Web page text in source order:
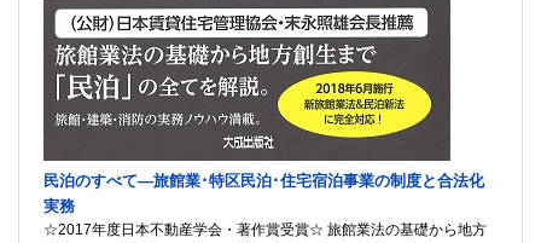
民泊のすべて―旅館業･特区民泊･住宅宿泊事業の制度と合法化
実務
☆2017年度日本不動産学会・著作賞受賞☆ 旅館業法の基礎から地方